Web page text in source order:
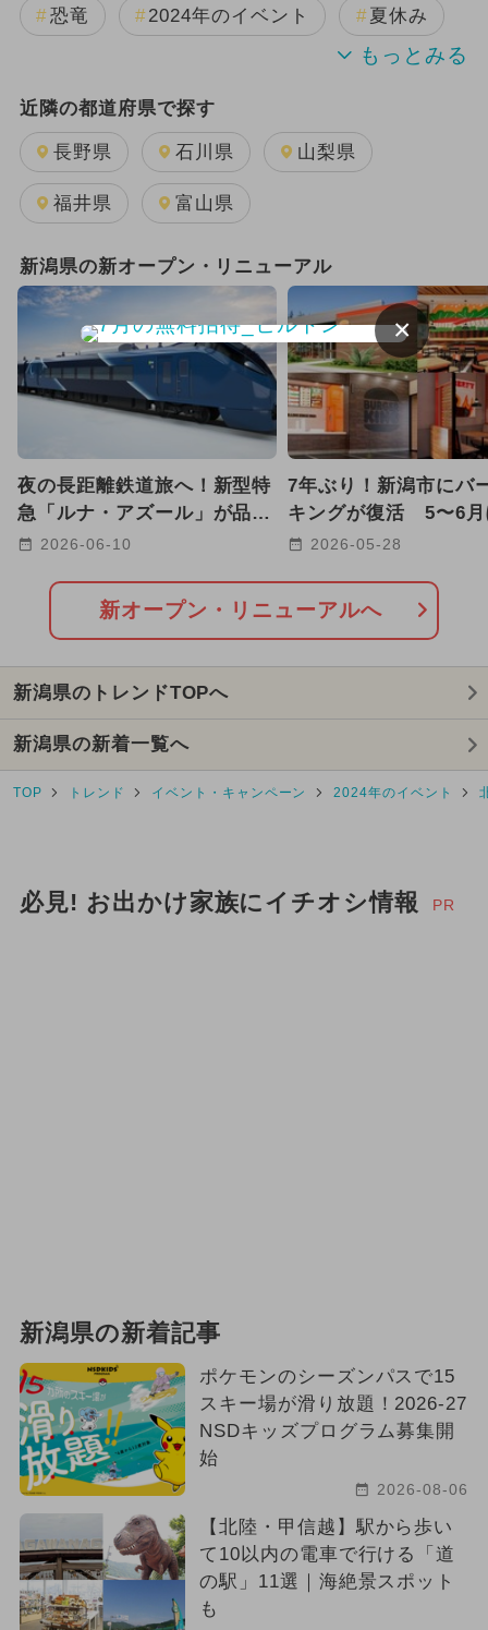
恐竜 2024年のイベント 夏休み
GW(ゴールデンウィーク)
2025年8月のイベント
2025年11月のイベント
2025年9月のイベント 雨の日OK
2025年4月のイベント 日帰り
2025年12月のイベント
2025年5月のイベント
2025年7月のイベント キャラクター
2025年3月のイベント
2024年7月のイベント
2026年1月のイベント
2026年7月のイベント
2024年8月のイベント
2024年9月のイベント
2024年12月のイベント ハロウィン
2026年10月のイベント
夏休み（日帰り）
2024年10月のイベント 春休み
2026年3月のイベント
近隣の都道府県で探す
長野県 石川県 山梨県
福井県 富山県
新潟県の新オープン・リニューアル
夜の長距離鉄道旅へ！新型特
急「ルナ・アズール」が品川
駅〜青森駅間で2027年に運行
2026-06-10
7年ぶり！新潟市にバ
キングが復活 5〜6月
て全国8店舗が続々オ
2026-05-28
新オープン・リニューアルへ
新潟県のトレンドTOPへ
新潟県の新着一覧へ
TOP トレンド イベント・キャンペーン 2024年のイベント
必見! お出かけ家族にイチオシ情報 PR
新潟県の新着記事
ポケモンのシーズンパスで15
スキー場が滑り放題！2026-27
NSDキッズプログラム募集開
始
2026-08-06
【北陸・甲信越】駅から歩い
て10以内の電車で行ける「道
の駅」11選｜海絶景スポット
も
×